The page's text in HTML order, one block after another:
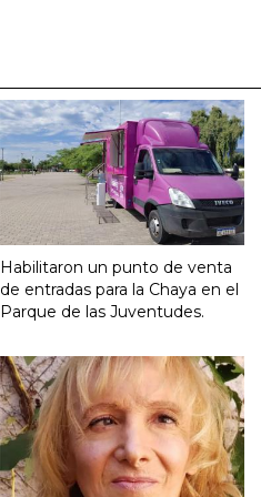
Habilitaron un punto de venta
de entradas para la Chaya en el
Parque de las Juventudes.